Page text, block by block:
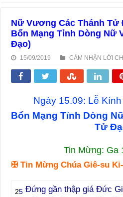
Nữ Vương Các Thánh Tử
Bổn Mạng Tỉnh Dòng Nữ
Đạo)
15/09/2019 CẢM NHẬN LỜI
Ngày 15.09: Lễ
Bổn Mạng Tỉnh Dòng
Tử
Tin Mừng: Ga
✠Tin Mừng Chúa Giê-su
25 Đứng gần thập giá Đức